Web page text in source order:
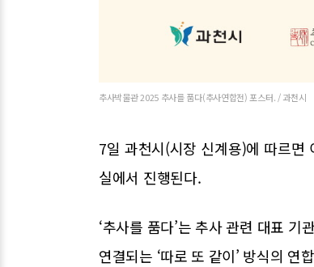
추사박물관 2025 추사를 품다(추사연합전) 포스터. / 과천시
7일 과천시(시장 신계용)에 따르면
실에서 진행된다.
‘추사를 품다’는 추사 관련 대표
연결되는 ‘따로 또 같이’ 방식의 연